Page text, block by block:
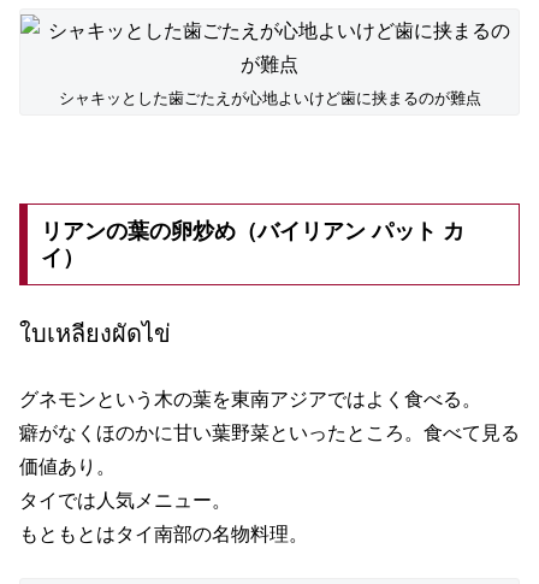
シャキッとした歯ごたえが心地よいけど歯に挟まるのが難点
リアンの葉の卵炒め（バイリアン パット カ
イ）
ใบเหลียงผัดไข่
グネモンという木の葉を東南アジアではよく食べる。
癖がなくほのかに甘い葉野菜といったところ。食べて見る
価値あり。
タイでは人気メニュー。
もともとはタイ南部の名物料理。